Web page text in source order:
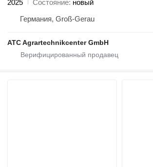
2025
Состояние новый
Германия, Groß-Gerau
ATC Agrartechnikcenter GmbH